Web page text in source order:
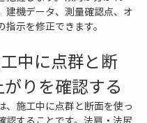
建機データ、測量確認点、オ
指示を修正できます。
中に点群と断
りを確認する
、施工中に点群と断面を使っ
認することです。法肩・法尻